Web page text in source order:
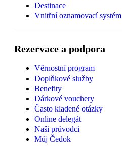
Destinace
Vnitřní oznamovací systém
Rezervace a podpora
Věrnostní program
Doplňkové služby
Benefity
Dárkové vouchery
Často kladené otázky
Online delegát
Naši průvodci
Můj Čedok